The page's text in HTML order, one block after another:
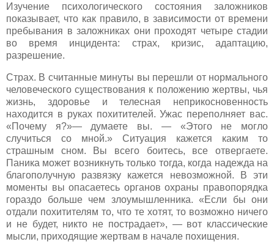
Изучение психологического состояния заложников
показывает, что как правило, в зависимости от времени
пребывания в заложниках они проходят четыре стадии
во время инцидента: страх, кризис, адаптацию,
разрешение.
Страх. В считанные минуты вы перешли от нормального
человеческого существования к положению жертвы, чья
жизнь, здоровье и телесная неприкосновенность
находится в руках похитителей. Ужас переполняет вас.
«Почему я?»— думаете вы. — «Этого не могло
случиться со мной.» Ситуация кажется каким то
страшным сном. Вы всего боитесь, все отвергаете.
Паника может возникнуть только тогда, когда надежда на
благополучную развязку кажется невозможной. В эти
моменты вы опасаетесь органов охраны правопорядка
гораздо больше чем злоумышленника. «Если бы они
отдали похитителям то, что те хотят, то возможно ничего
и не будет, никто не пострадает», — вот классические
мысли, приходящие жертвам в начале похищения.